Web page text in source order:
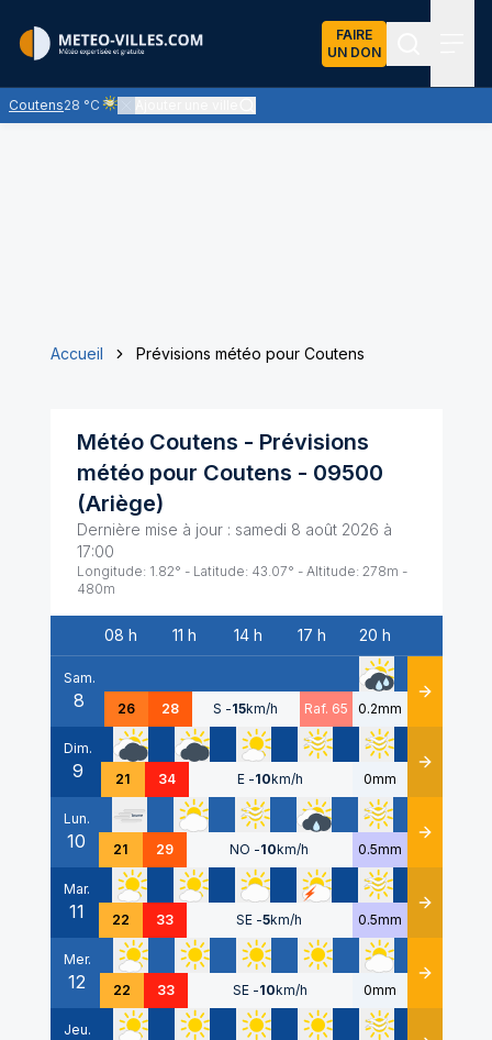
FAIRE
UN DON
Coutens28 °C
Ciel voilé par des nuages d'altitude, ternissant plus ou
Accueil Prévisions météo pour Coutens
Météo Coutens - Prévisions
météo pour Coutens - 09500
(Ariège)
Dernière mise à jour : samedi 8 août 2026 à
17:00
Longitude: 1.82° - Latitude: 43.07° - Altitude: 278m -
480m
Date
08 h 11 h 14 h 17 h 20 h
Sam.
8 26 28 S -15km/h Raf. 65 0.2mm Détails
Dim.
9 21 34 E -10km/h 0mm Détails
Lun.
10 21 29 NO -10km/h 0.5mm Détails
Mar.
11 22 33 SE -5km/h 0.5mm Détails
Mer.
12 22 33 SE -10km/h 0mm Détails
Jeu.